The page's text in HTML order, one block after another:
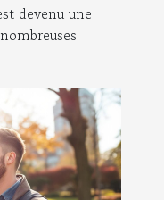
devenu une